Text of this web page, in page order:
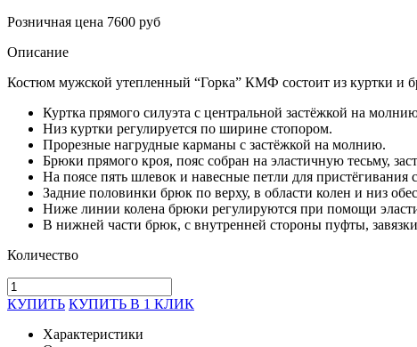
Розничная цена 7600 руб
Описание
Костюм мужской утепленный “Горка” КМФ состоит из куртки и
Куртка прямого силуэта с центральной застёжкой на
Низ куртки регулируется по ширине стопором.
Прорезные нагрудные карманы с застёжкой на молнию.
Брюки прямого кроя, пояс собран на эластичную тесьму,
На поясе пять шлевок и навесные петли для пристёгивания
Задние половинки брюк по верху, в области колен и низ
Ниже линии колена брюки регулируются при помощи
В нижней части брюк, с внутренней стороны пуфты,
Количество
КУПИТЬ КУПИТЬ В 1 КЛИК
Характеристики